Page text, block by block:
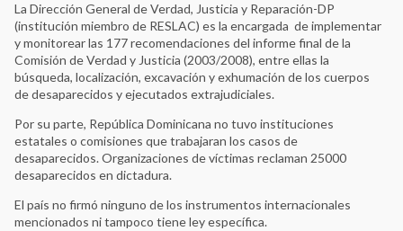
La Dirección General de Verdad, Justicia y Reparación-DP
(institución miembro de RESLAC) es la encargada de implementar
y monitorear las 177 recomendaciones del informe final de la
Comisión de Verdad y Justicia (2003/2008), entre ellas la
búsqueda, localización, excavación y exhumación de los cuerpos
de desaparecidos y ejecutados extrajudiciales.
Por su parte, República Dominicana no tuvo instituciones
estatales o comisiones que trabajaran los casos de
desaparecidos. Organizaciones de víctimas reclaman 25000
desaparecidos en dictadura.
El país no firmó ninguno de los instrumentos internacionales
mencionados ni tampoco tiene ley específica.